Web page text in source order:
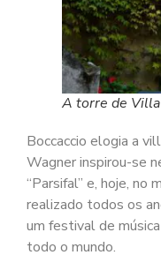
A torre de
Boccaccio elogia a
Wagner inspirou-se
“Parsifal” e, hoje, no
realizado todos os
um festival de
todo o mundo.